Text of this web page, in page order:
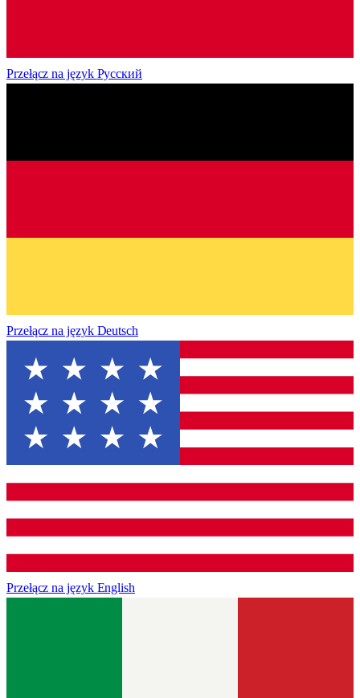
Przełącz na język Русский
Przełącz na język Deutsch
Przełącz na język English